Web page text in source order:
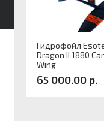
Гидрофойл
Dragon II 1880
Wing
65 000.00 р.